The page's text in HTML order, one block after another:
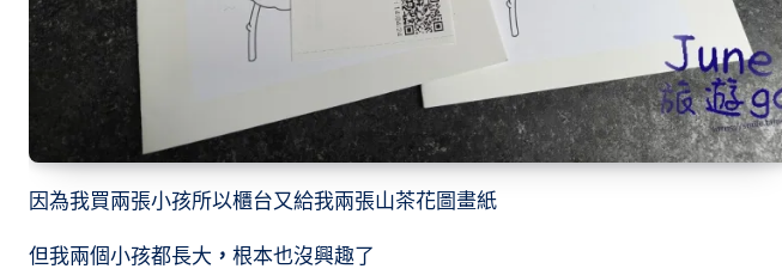
因為我買兩張小孩所以櫃台又給我兩張山茶花圖畫紙
但我兩個小孩都長大 ， 根本也沒興趣了